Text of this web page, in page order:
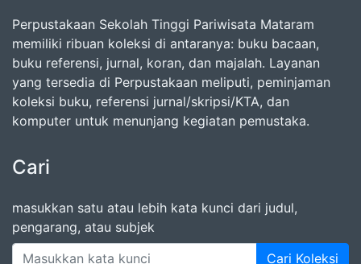
Perpustakaan Sekolah Tinggi Pariwisata Mataram
memiliki ribuan koleksi di antaranya: buku bacaan,
buku referensi, jurnal, koran, dan majalah. Layanan
yang tersedia di Perpustakaan meliputi, peminjaman
koleksi buku, referensi jurnal/skripsi/KTA, dan
komputer untuk menunjang kegiatan pemustaka.
Cari
masukkan satu atau lebih kata kunci dari judul,
pengarang, atau subjek
Cari Koleksi